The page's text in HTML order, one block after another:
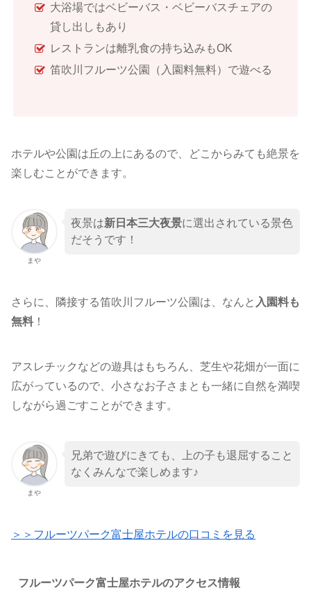
大浴場ではベビーバス・ベビーバスチェアの
貸し出しもあり
レストランは離乳食の持ち込みもOK
笛吹川フルーツ公園（入園料無料）で遊べる
ホテルや公園は丘の上にあるので、どこからみても絶景を
楽しむことができます。
まや
夜景は新日本三大夜景に選出されている景色
だそうです！
さらに、隣接する笛吹川フルーツ公園は、なんと 入園料も
無料 ！
アスレチックなどの遊具はもちろん、芝生や花畑が一面に
広がっているので、小さなお子さまとも一緒に自然を満喫
しながら過ごすことができます。
まや
兄弟で遊びにきても、上の子も退屈すること
なくみんなで楽しめます♪
＞＞フルーツパーク富士屋ホテルの口コミを見る
フルーツパーク富士屋ホテルのアクセス情報